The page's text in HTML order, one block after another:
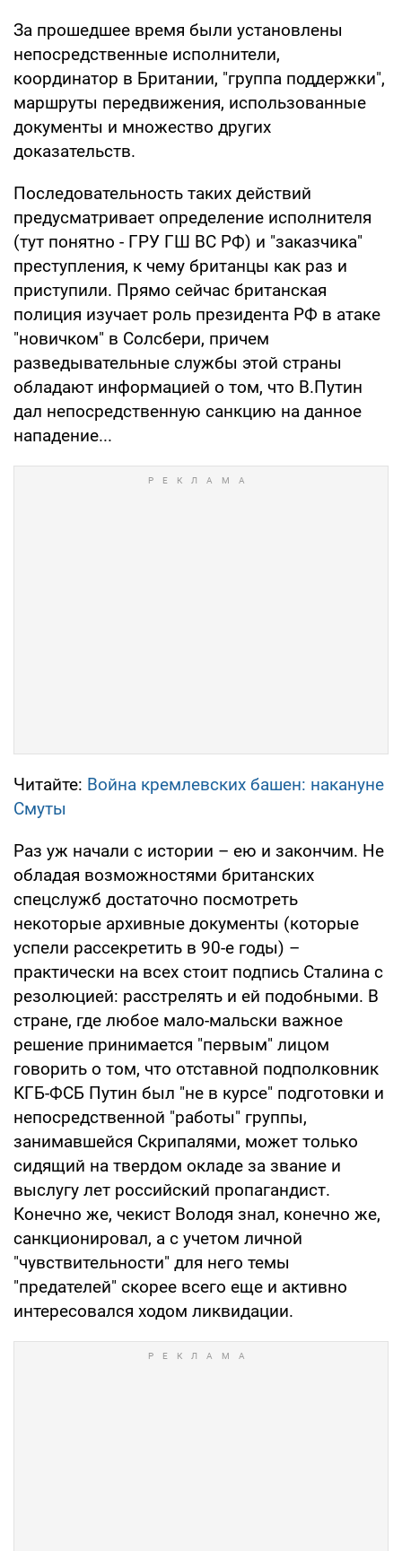
За прошедшее время были установлены
непосредственные исполнители,
координатор в Британии, "группа поддержки",
маршруты передвижения, использованные
документы и множество других
доказательств.
Последовательность таких действий
предусматривает определение исполнителя
(тут понятно - ГРУ ГШ ВС РФ) и "заказчика"
преступления, к чему британцы как раз и
приступили. Прямо сейчас британская
полиция изучает роль президента РФ в атаке
"новичком" в Солсбери, причем
разведывательные службы этой страны
обладают информацией о том, что В.Путин
дал непосредственную санкцию на данное
нападение...
Читайте: Война кремлевских башен: накануне
Смуты
Раз уж начали с истории – ею и закончим. Не
обладая возможностями британских
спецслужб достаточно посмотреть
некоторые архивные документы (которые
успели рассекретить в 90-е годы) –
практически на всех стоит подпись Сталина с
резолюцией: расстрелять и ей подобными. В
стране, где любое мало-мальски важное
решение принимается "первым" лицом
говорить о том, что отставной подполковник
КГБ-ФСБ Путин был "не в курсе" подготовки и
непосредственной "работы" группы,
занимавшейся Скрипалями, может только
сидящий на твердом окладе за звание и
выслугу лет российский пропагандист.
Конечно же, чекист Володя знал, конечно же,
санкционировал, а с учетом личной
"чувствительности" для него темы
"предателей" скорее всего еще и активно
интересовался ходом ликвидации.